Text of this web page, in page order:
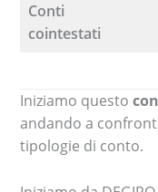
Conti
cointestati
Iniziamo questo
andando a
tipologie di conto.